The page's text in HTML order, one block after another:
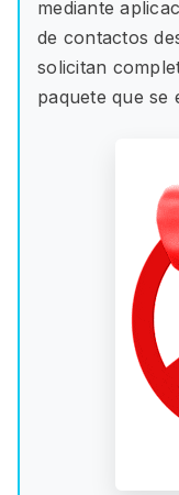
mediante
de contactos
solicitan
paquete que se